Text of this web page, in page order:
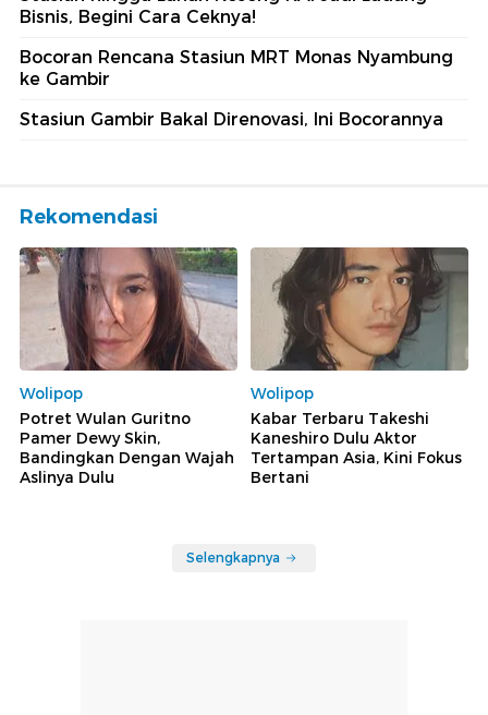
Bisnis, Begini Cara Ceknya!
Bocoran Rencana Stasiun MRT Monas Nyambung
ke Gambir
Stasiun Gambir Bakal Direnovasi, Ini Bocorannya
Rekomendasi
Wolipop
Potret Wulan Guritno
Pamer Dewy Skin,
Bandingkan Dengan Wajah
Aslinya Dulu
Wolipop
Kabar Terbaru Takeshi
Kaneshiro Dulu Aktor
Tertampan Asia, Kini Fokus
Bertani
Selengkapnya